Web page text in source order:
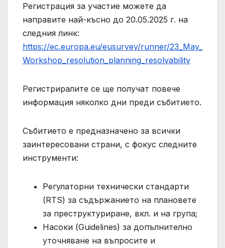
Регистрация за участие можете да
направите най-късно до 20.05.2025 г. на
следния линк:
https://ec.europa.eu/eusurvey/runner/23_May_
Workshop_resolution_planning_resolvability
Регистриралите се ще получат повече
информация няколко дни преди събитието.
Събитието е предназначено за всички
заинтересовани страни, с фокус следните
инструменти:
Регулаторни технически стандарти
(RTS) за съдържанието на плановете
за преструктуриране, вкл. и на група;
Насоки (Guidelines) за допълнително
уточняване на въпросите и